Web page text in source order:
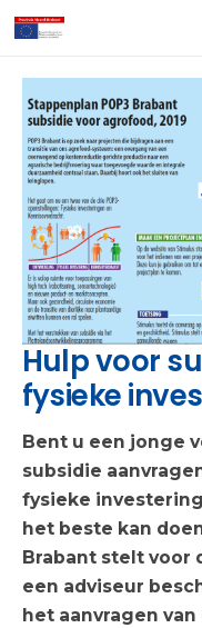
Hulp voor
fysieke
Bent u een jonge
subsidie
fysieke
het beste kan
Brabant stelt voor
een adviseur
het aanvragen van